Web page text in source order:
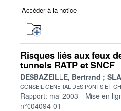
Accéder à la notice
Risques liés aux feux
tunnels RATP et SNCF
DESBAZEILLE, Bertrand
CONSEIL GENERAL DES PONTS ET
Rapport: mai 2003 Mise en
n°004094-01